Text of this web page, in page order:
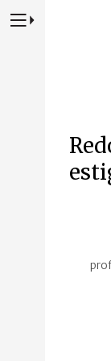
Presione para